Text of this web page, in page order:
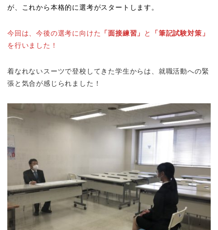
が、これから本格的に選考がスタートします。
今回は、今後の選考に向けた 「面接練習」 と
「筆記試験対策」
を行いました！
着なれないスーツで登校してきた学生からは、就職活動への緊
張と気合が感じられました！